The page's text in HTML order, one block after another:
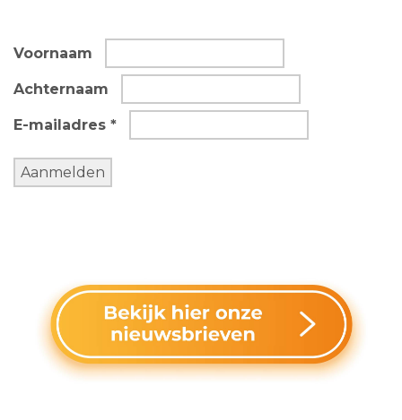
Voornaam
Achternaam
E-mailadres *